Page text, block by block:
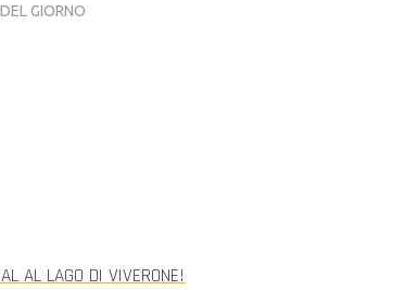
GIORNO
AL LAGO DI VIVERONE!